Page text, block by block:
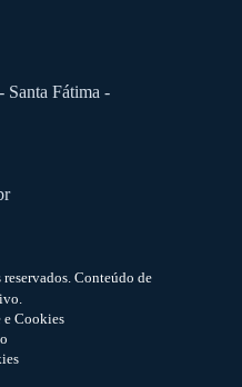
Santa Fátima -
Conteúdo de
e Cookies